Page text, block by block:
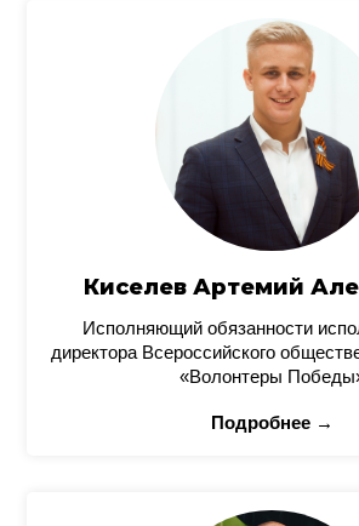
Киселев Артемий
Исполняющий обязанности
директора Всероссийского
«Волонтеры
Подробнее →